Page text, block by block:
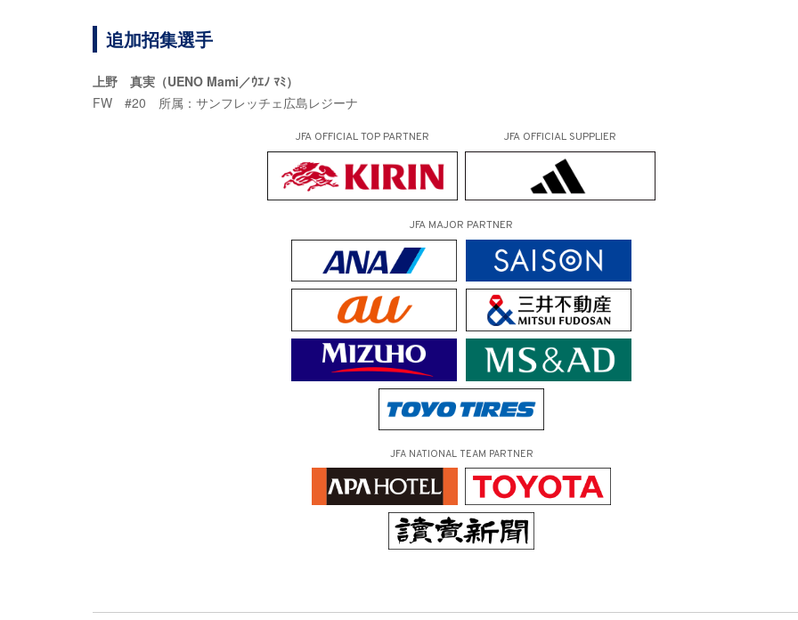
追加招集選手
上野 真実（UENO Mami／ｳｴﾉ ﾏﾐ）
FW #20 所属：サンフレッチェ広島レジーナ
JFA OFFICIALTOP PARTNER JFA OFFICIAL SUPPLIER
JFA MAJOR PARTNER
JFA NATIONAL TEAM PARTNER